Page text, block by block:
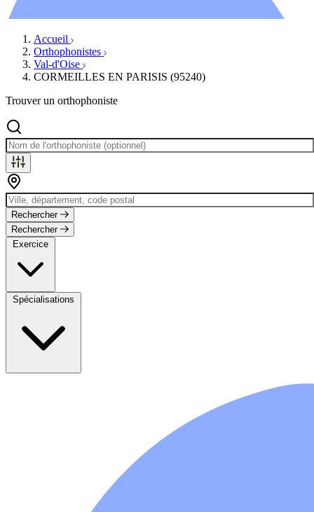
Accueil
Orthophonistes
Val-d'Oise
CORMEILLES EN PARISIS (95240)
Trouver un orthophoniste
Rechercher
Rechercher
Exercice
Spécialisations